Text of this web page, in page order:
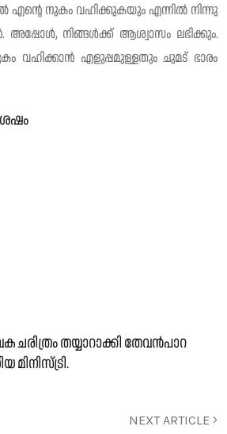
എന്റെ നുകം വഹിക്കുകയും എന്നിൽ നിന്നു
അപ്പോൾ, നിങ്ങൾക്ക് ആശ്വാസം ലഭിക്കും.
വഹിക്കാൻ എളുപ്പമുള്ളതും ചുമട് ഭാരം
ചരിത്രം തയ്യാറാക്കി തേവൻപാറ
മിനിസ്ട്രി.
NEXT ARTICLE